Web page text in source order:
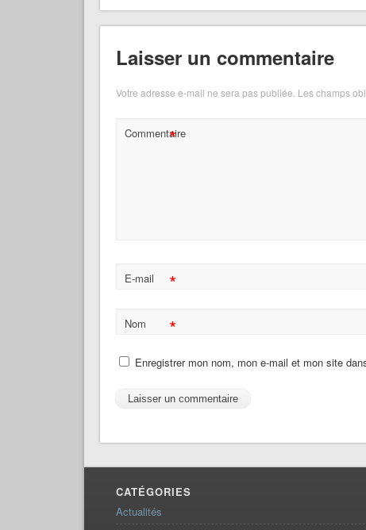
Laisser un commentaire
Votre adresse e-mail ne sera pas publiée. Les champs
Commentaire
*
E-mail *
Nom *
Enregistrer mon nom, mon e-mail et mon site
CATÉGORIES
Actualités